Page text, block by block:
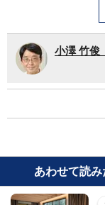
小澤 竹俊
あわせて読み